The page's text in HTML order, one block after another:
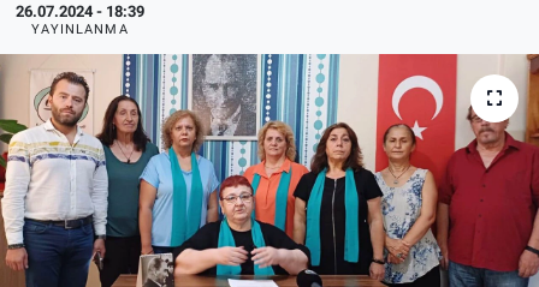
26.07.2024 - 18:39
YAYINLANMA
Politika
Bilecik
Kütahya
Gezi
Genel